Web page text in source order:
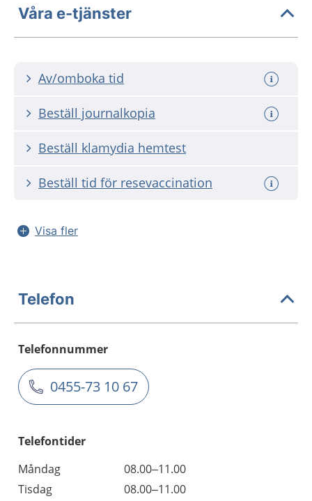
Våra e-tjänster
Av/omboka tid
Beställ journalkopia
Beställ klamydia hemtest
Beställ tid för resevaccination
Visa fler
Telefon
Telefonnummer
0455-73 10 67
Telefontider
Måndag
08.00–11.00
Tisdag
08.00–11.00